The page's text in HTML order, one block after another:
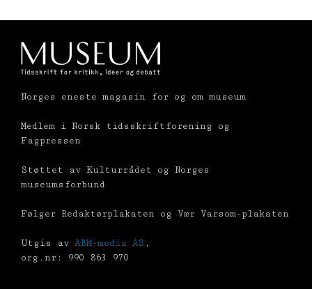
Norges eneste magasin for og om museum
Medlem i Norsk tidsskriftforening og
Fagpressen
Støttet av Kulturrådet og Norges
museumsforbund
Følger Redaktørplakaten og Vær Varsom-plakaten
Utgis av ABM-media AS ,
org.nr: 990 863 970